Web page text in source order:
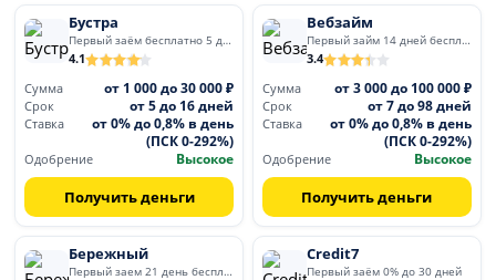
Бустра
Первый заём бесплатно 5 дней
4.1
Сумма
от 1 000 до 30 000 ₽
Срок от 5 до 16 дней
Ставка
от 0% до 0,8% в день
(ПСК 0-292%)
Одобрение Высокое
Получить деньги
Вебзайм
Первый займ 14 дней бесплатно
3.4
Сумма
от 3 000 до 100 000 ₽
Срок от 7 до 98 дней
Ставка
от 0% до 0,8% в день
(ПСК 0-292%)
Одобрение Высокое
Получить деньги
Бережный
Первый заем 21 день бесплатно
Credit7
Первый заём 0% до 30 дней